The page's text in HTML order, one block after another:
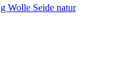
Wolle Seide natur